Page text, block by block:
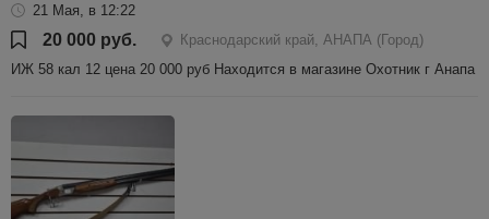
21 Мая, в 12:22
20 000 руб.
Краснодарский край, АНАПА (Город)
ИЖ 58 кал 12 цена 20 000 руб Находится в магазине Охотник г Анапа